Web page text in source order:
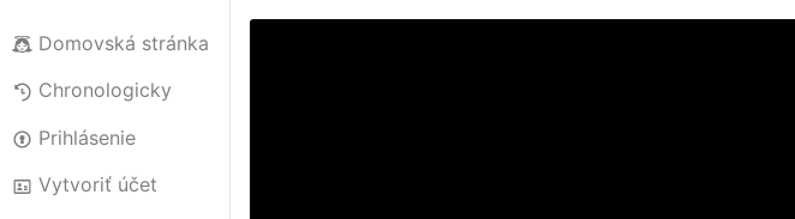
Domovská stránka
Chronologicky
Prihlásenie
Vytvoriť účet